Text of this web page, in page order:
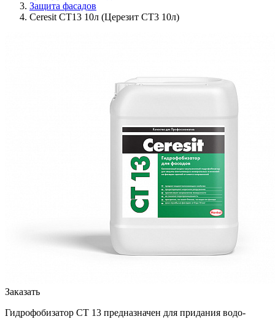
Защита фасадов
Ceresit CT13 10л (Церезит СТ3 10л)
Заказать
Гидрофобизатор CT 13 предназначен для придания водо-